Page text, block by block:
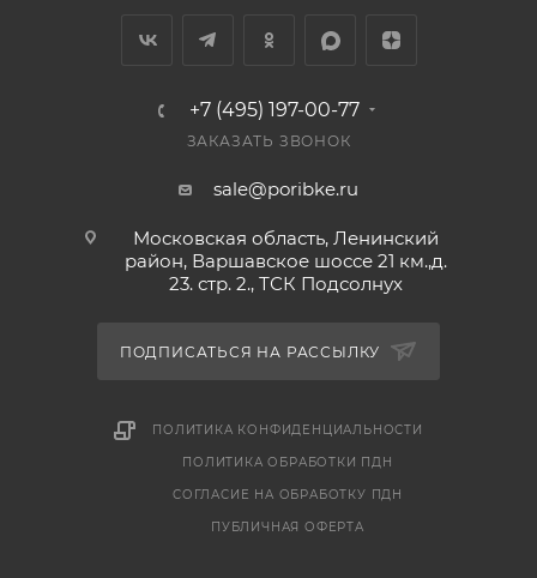
получении. Вместе с заказом выдается кассовый
+7 (495) 197-00-77
ЗАКАЗАТЬ ЗВОНОК
sale@poribke.ru
Московская область, Ленинский
район, Варшавское шоссе 21 км.,д.
23. стр. 2., ТСК Подсолнух
ПОДПИСАТЬСЯ НА РАССЫЛКУ
ПОЛИТИКА КОНФИДЕНЦИАЛЬНОСТИ
ПОЛИТИКА ОБРАБОТКИ ПДН
СОГЛАСИЕ НА ОБРАБОТКУ ПДН
ПУБЛИЧНАЯ ОФЕРТА